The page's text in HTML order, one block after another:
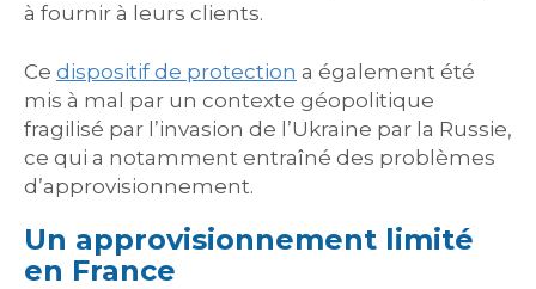
à fournir à leurs clients.
Ce dispositif de protection a également été
mis à mal par un contexte géopolitique
fragilisé par l’invasion de l’Ukraine par la Russie,
ce qui a notamment entraîné des problèmes
d’approvisionnement.
Un approvisionnement limité
en France